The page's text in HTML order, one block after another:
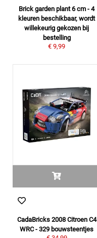
Brick garden plant 6 cm - 4
kleuren beschikbaar, wordt
willekeurig gekozen bij
bestelling
€ 9,99
CadaBricks 2008 Citroen C4
WRC - 329 bouwsteentjes